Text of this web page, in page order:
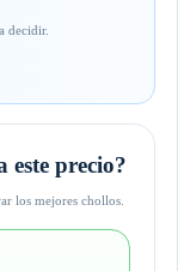
decidir.
precio?
los mejores chollos.